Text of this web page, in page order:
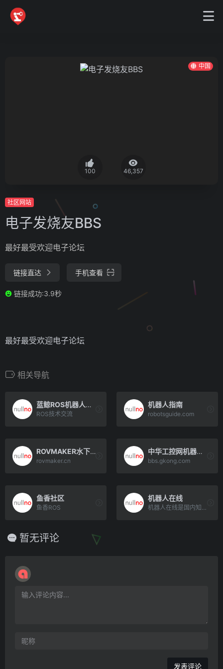
中国
100 46,357
社区网站
电子发烧友BBS
最好最受欢迎电子论坛
链接直达 手机查看
链接成功:3.9秒
最好最受欢迎电子论坛
相关导航
蓝鲸ROS机器人论坛
ROS技术交流
机器人指南
robotsguide.com
ROVMAKER水下机器人中文社区
rovmaker.cn
中华工控网机器人论坛
bbs.gkong.com
鱼香社区
鱼香ROS
机器人在线
机器人在线是国内知名工业机器人综合服务平台，总部位于上海市嘉定区南翔机器人在线产业园，该产业园由嘉定政府打造[…]
暂无评论